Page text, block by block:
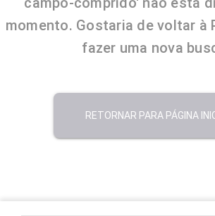
momento. Gostaria de voltar à
fazer uma nova
RETORNAR PARA PÁGINA